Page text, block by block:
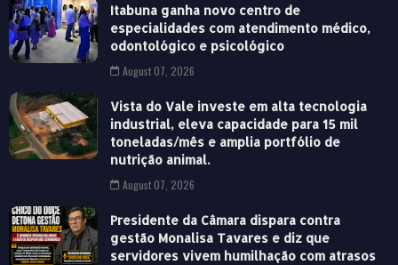
Itabuna ganha novo centro de
especialidades com atendimento médico,
odontológico e psicológico
August 07, 2026
Vista do Vale investe em alta tecnologia
industrial, eleva capacidade para 15 mil
toneladas/mês e amplia portfólio de
nutrição animal.
August 07, 2026
Presidente da Câmara dispara contra
gestão Monalisa Tavares e diz que
servidores vivem humilhação com atrasos